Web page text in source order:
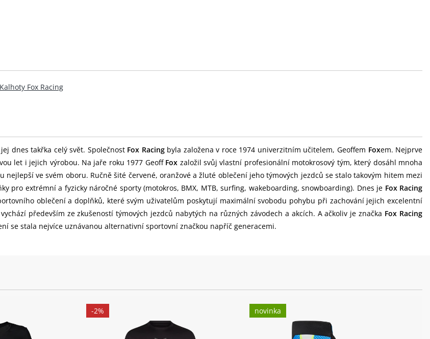
Kalhoty Fox Racing
dnes takřka celý svět. Společnost Fox Racingbyla založena v roce 1974 univerzitním učitelem, Geoffem Foxem. Nejprve
let i jejich výrobou. Na jaře roku 1977 Geoff Fox založil svůj vlastní profesionální motokrosový tým, který dosáhl mnoha
ve svém oboru. Ručně šité červené, oranžové a žluté oblečení jeho týmových jezdců se stalo takovým hitem mezi
pro extrémní a fyzicky náročné sporty (motokros, BMX, MTB, surfing, wakeboarding, snowboarding). Dnes je Fox Racing
oblečení a doplňků, které svým uživatelům poskytují maximální svobodu pohybu při zachování jejich excelentní
především ze zkušeností týmových jezdců nabytých na různých závodech a akcích. A ačkoliv je značka Fox Racing
se stala nejvíce uznávanou alternativní sportovní značkou napříč generacemi.
-2% novinka